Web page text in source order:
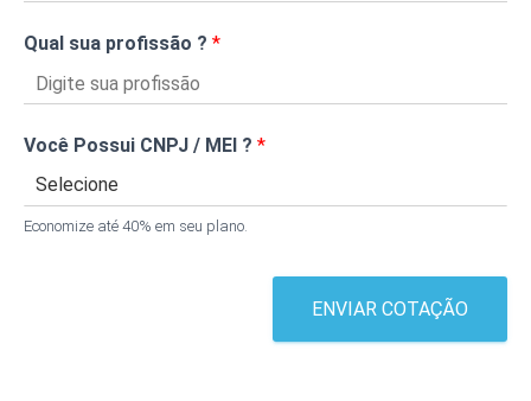
Qual sua profissão ? *
Você Possui CNPJ / MEI ? *
Economize até 40% em seu plano.
ENVIAR COTAÇÃO